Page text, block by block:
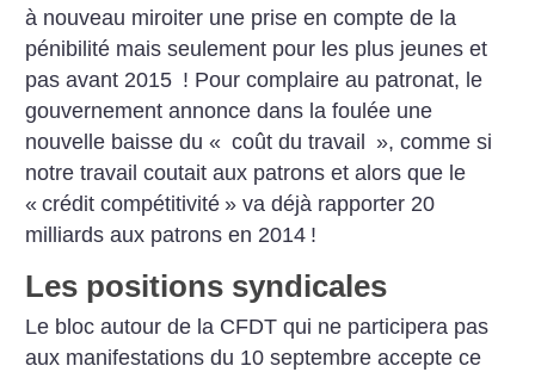
à nouveau miroiter une prise en compte de la
pénibilité mais seulement pour les plus jeunes et
pas avant 2015 ! Pour complaire au patronat, le
gouvernement annonce dans la foulée une
nouvelle baisse du « coût du travail », comme si
notre travail coutait aux patrons et alors que le
« crédit compétitivité » va déjà rapporter 20
milliards aux patrons en 2014 !
Les positions syndicales
Le bloc autour de la CFDT qui ne participera pas
aux manifestations du 10 septembre accepte ce